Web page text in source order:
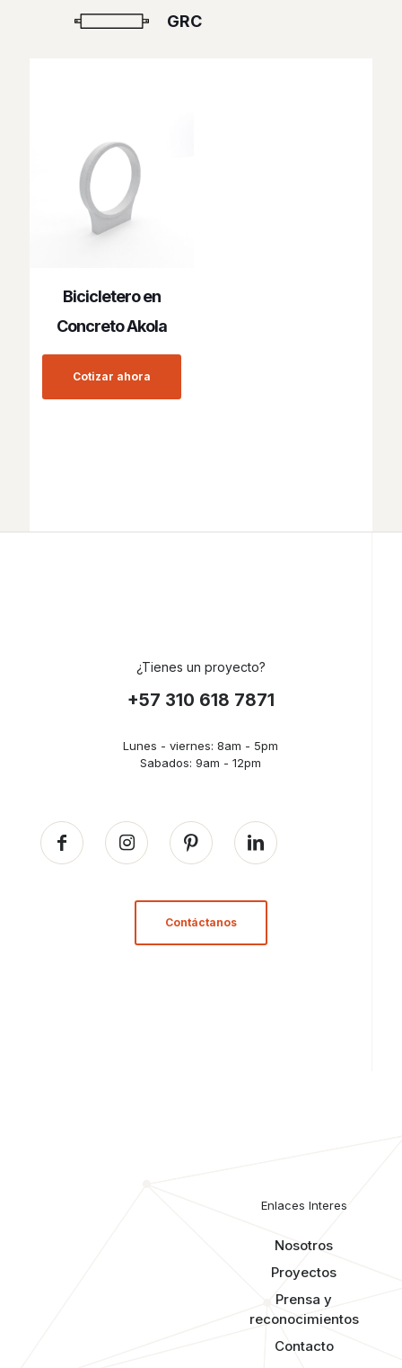
GRC
Bicicletero en
Concreto Akola
Cotizar ahora
¿Tienes un proyecto?
+57 310 618 7871
Lunes - viernes: 8am - 5pm
Sabados: 9am - 12pm
Contáctanos
Enlaces Interes
Nosotros
Proyectos
Prensa y
reconocimientos​
Contacto